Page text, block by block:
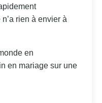
rien à envier à
en
en mariage sur une